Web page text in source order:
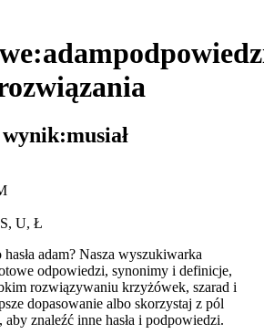
adam
musiał
U, Ł
adam? Nasza wyszukiwarka
odpowiedzi, synonimy i definicje,
rozwiązywaniu krzyżówek, szarad i
dopasowanie albo skorzystaj z pól
znaleźć inne hasła i podpowiedzi.